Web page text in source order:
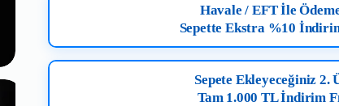
Havale / EFT İle
Sepette Ekstra %10
Sepete Ekleyeceğiniz 2.
Tam 1.000 TL İndirim